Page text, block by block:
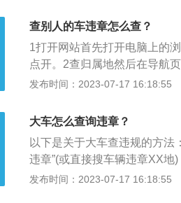
查别人的车违章怎么查？
1打开网站首先打开电脑上的
点开。2查归属地然后在导航
辆的归属地点击“确定”。3查
号牌种类、号码、发动机号后
发布时间：2023-07-17 16:18:55
大车怎么查询违章？
以下是关于大车查违规的方法
违章”(或直接搜车辆违章XX地
入查询系统（就是各地的公安
发布时间：2023-07-17 16:18:55